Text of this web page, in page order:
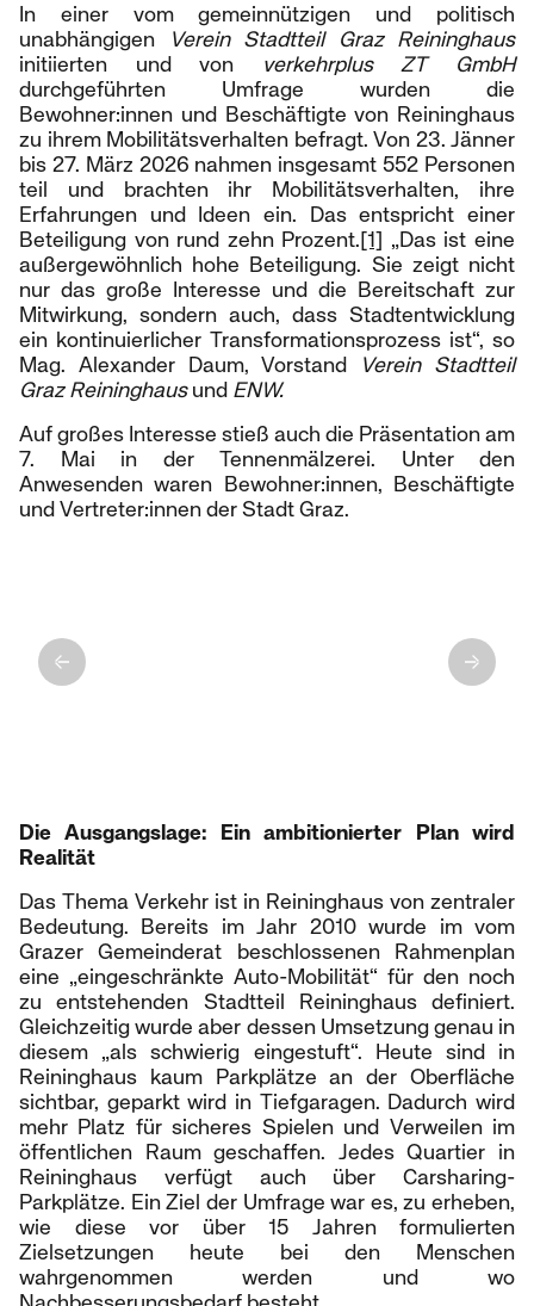
In einer vom gemeinnützigen und politisch
unabhängigen
Verein Stadtteil Graz Reininghaus
initiierten und von verkehrplus
ZT GmbH
durchgeführten Umfrage wurden die
Bewohner:innen und Beschäftigte von Reininghaus
zu ihrem Mobilitätsverhalten befragt. Von 23. Jänner
bis 27. März 2026 nahmen insgesamt 552 Personen
teil und brachten ihr Mobilitätsverhalten, ihre
Erfahrungen und Ideen ein. Das entspricht einer
Beteiligung von rund zehn Prozent.[1] „Das ist eine
außergewöhnlich hohe Beteiligung. Sie zeigt nicht
nur das große Interesse und die Bereitschaft zur
Mitwirkung, sondern auch, dass Stadtentwicklung
ein kontinuierlicher Transformationsprozess ist“, so
Mag. Alexander Daum, Vorstand
Verein Stadtteil
Graz Reininghausund ENW.
Auf großes Interesse stieß auch die Präsentation am
7. Mai in der Tennenmälzerei. Unter den
Anwesenden waren Bewohner:innen, Beschäftigte
und Vertreter:innen der Stadt Graz.
verkehrplus ZT GmbH
Die Ausgangslage: Ein ambitionierter Plan wird
Realität
Das Thema Verkehr ist in Reininghaus von zentraler
Bedeutung. Bereits im Jahr 2010 wurde im vom
Grazer Gemeinderat beschlossenen Rahmenplan
eine „eingeschränkte Auto-Mobilität“ für den noch
zu entstehenden Stadtteil Reininghaus definiert.
Gleichzeitig wurde aber dessen Umsetzung genau in
diesem „als schwierig eingestuft“. Heute sind in
Reininghaus kaum Parkplätze an der Oberfläche
sichtbar, geparkt wird in Tiefgaragen. Dadurch wird
mehr Platz für sicheres Spielen und Verweilen im
öffentlichen Raum geschaffen. Jedes Quartier in
Reininghaus verfügt auch über Carsharing-
Parkplätze. Ein Ziel der Umfrage war es, zu erheben,
wie diese vor über 15 Jahren formulierten
Zielsetzungen heute bei den Menschen
wahrgenommen werden und wo